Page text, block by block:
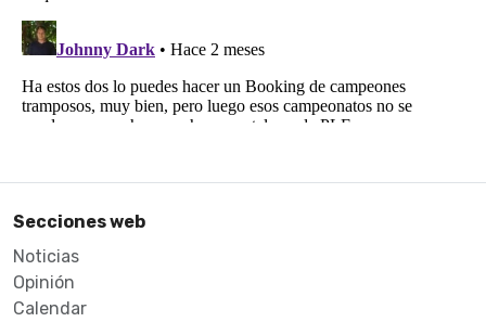
Secciones web
Noticias
Opinión
Calendar